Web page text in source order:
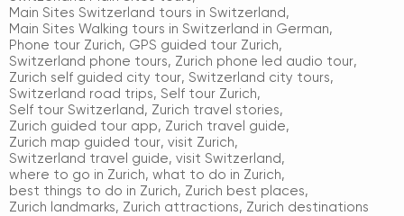
Main Sites Switzerland tours in Switzerland,
Main Sites Walking tours in Switzerland in German,
Phone tour Zurich, GPS guided tour Zurich,
Switzerland phone tours, Zurich phone led audio tour,
Zurich self guided city tour, Switzerland city tours,
Switzerland road trips, Self tour Zurich,
Self tour Switzerland, Zurich travel stories,
Zurich guided tour app, Zurich travel guide,
Zurich map guided tour, visit Zurich,
Switzerland travel guide, visit Switzerland,
where to go in Zurich, what to do in Zurich,
best things to do in Zurich, Zurich best places,
Zurich landmarks, Zurich attractions, Zurich destinations